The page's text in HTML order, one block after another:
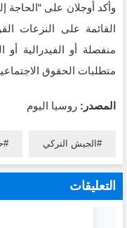
وأكد أوجلان على “الحاجة
القائمة على النزعات
منفصلة أو الفيدرالية أو
متطلبات الحقوق
المصدر: روسيا اليوم
الجيش التركي
التعليقات